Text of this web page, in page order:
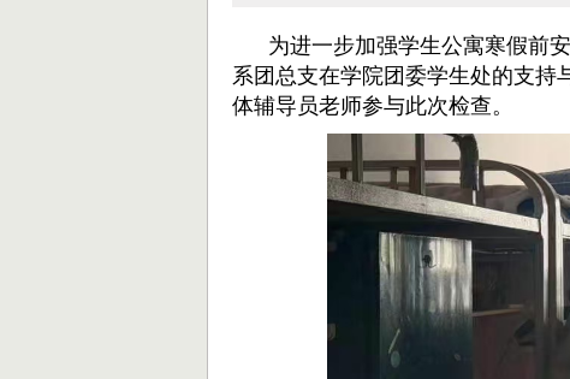
为进一步加强学生公寓寒假前安
系团总支在学院团委学生处的支持
体辅导员老师参与此次检查。